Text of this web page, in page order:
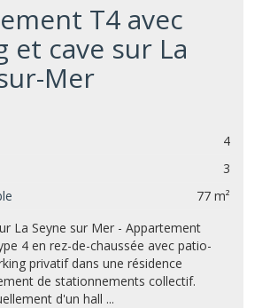
T4 avec
et cave sur La
Mer
4
3
77 m²
La Seyne sur Mer - Appartement
4 en rez-de-chaussée avec patio-
privatif dans une résidence
de stationnements collectif.
d'un hall ...